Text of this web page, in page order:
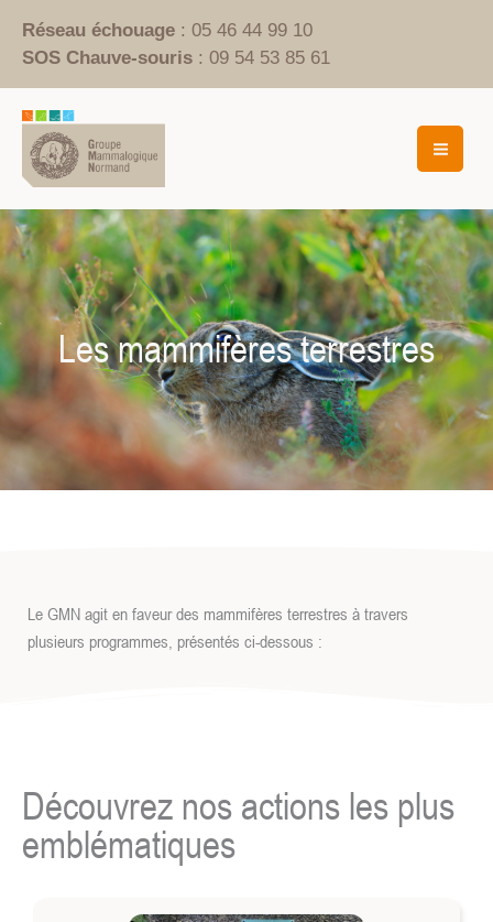
contenu
Réseau échouage : 05 46 44 99 10
SOS Chauve-souris : 09 54 53 85 61
Les mammifères terrestres
Le GMN agit en faveur des mammifères terrestres à travers
plusieurs programmes, présentés ci-dessous :
Découvrez nos actions les plus
emblématiques